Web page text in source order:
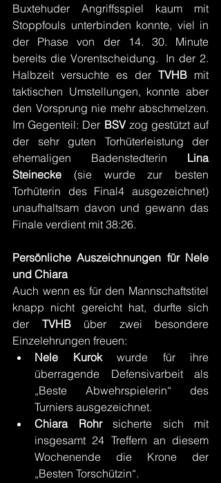
Buxtehuder Angriffsspiel kaum mit
Stoppfouls unterbinden konnte, viel in
der Phase von der 14. 30. Minute
bereits die Vorentscheidung.  In der 2.
Halbzeit versuchte es der TVHB mit
taktischen Umstellungen, konnte aber
den Vorsprung nie mehr abschmelzen.
Im Gegenteil: Der BSV zog gestützt auf
der sehr guten Torhüterleistung der
ehemaligen Badenstedterin Lina
Steinecke (sie wurde zur besten
Torhüterin des Final4 ausgezeichnet)
unaufhaltsam davon und gewann das
Finale verdient mit 38:26.
Persönliche Auszeichnungen für Nele
und Chiara
Auch wenn es für den Mannschaftstitel
knapp nicht gereicht hat, durfte sich
der TVHB über zwei besondere
Einzelehrungen freuen:
Nele Kurok wurde für ihre
überragende Defensivarbeit als
„Beste Abwehrspielerin“ des
Turniers ausgezeichnet.
Chiara Rohr sicherte sich mit
insgesamt 24 Treffern an diesem
Wochenende die Krone der
„Besten Torschützin“.